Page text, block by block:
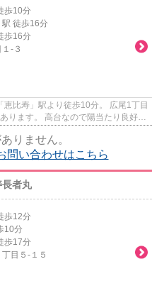
歩10分
駅 徒歩16分
歩16分
１-３
寿」駅より徒歩10分。 広尾1丁目
ります。 高台なので陽当たり良好。
りません。
問い合わせはこちら
長者丸
歩12分
10分
歩17分
丁目５-１５